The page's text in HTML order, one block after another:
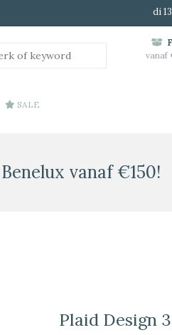
di
vanaf
SALE
vanaf €150!
Plaid Design